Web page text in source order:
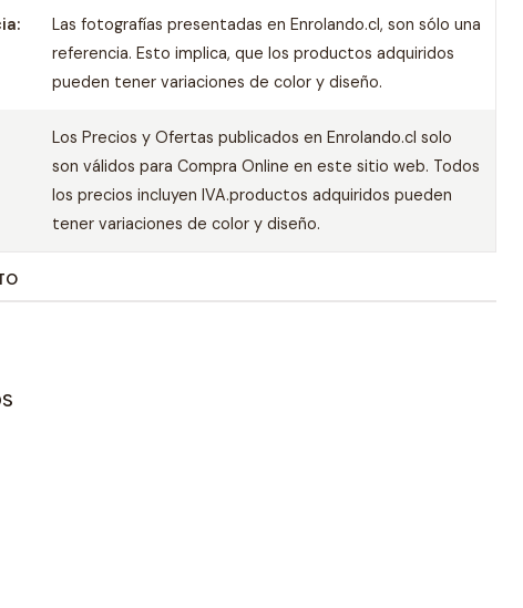
Las fotografías presentadas en Enrolando.cl, son sólo una
referencia. Esto implica, que los productos adquiridos
pueden tener variaciones de color y diseño.
Los Precios y Ofertas publicados en Enrolando.cl solo
son válidos para Compra Online en este sitio web. Todos
los precios incluyen IVA.productos adquiridos pueden
tener variaciones de color y diseño.